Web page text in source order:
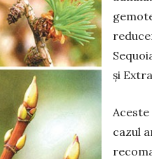
și
cazul